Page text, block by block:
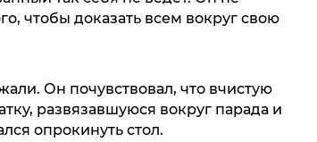
чтобы доказать всем вокруг свою
Он почувствовал, что вчистую
развязавшуюся вокруг парада и
опрокинуть стол.